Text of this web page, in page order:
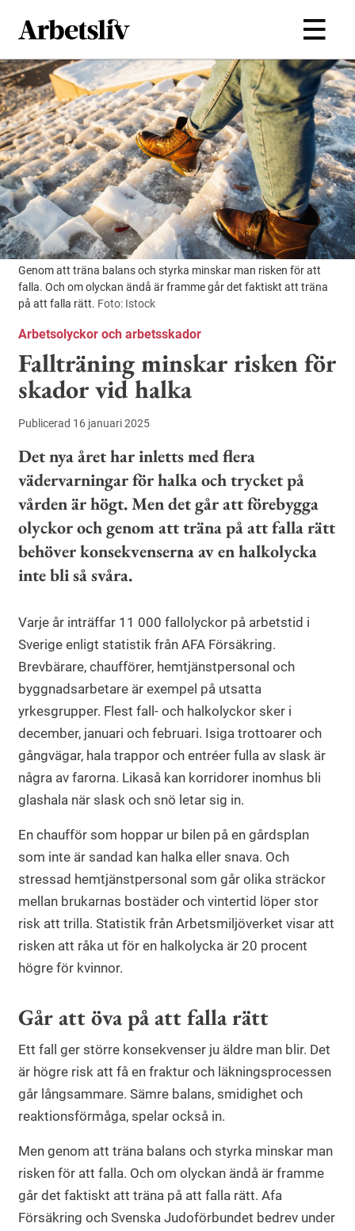
Hoppa till huvudinnehållet
Genom att träna balans och styrka minskar man risken för att
falla. Och om olyckan ändå är framme går det faktiskt att träna
på att falla rätt. Foto: Istock
Arbetsolyckor och arbetsskador
Fallträning minskar risken för
skador vid halka
Publicerad 16 januari 2025
Det nya året har inletts med flera
vädervarningar för halka och trycket på
vården är högt. Men det går att förebygga
olyckor och genom att träna på att falla rätt
behöver konsekvenserna av en halkolycka
inte bli så svåra.
Varje år inträffar 11 000 fallolyckor på arbetstid i
Sverige enligt statistik från AFA Försäkring.
Brevbärare, chaufförer, hemtjänstpersonal och
byggnadsarbetare är exempel på utsatta
yrkesgrupper. Flest fall- och halkolyckor sker i
december, januari och februari. Isiga trottoarer och
gångvägar, hala trappor och entréer fulla av slask är
några av farorna. Likaså kan korridorer inomhus bli
glashala när slask och snö letar sig in.
En chaufför som hoppar ur bilen på en gårdsplan
som inte är sandad kan halka eller snava. Och
stressad hemtjänstpersonal som går olika sträckor
mellan brukarnas bostäder och vintertid löper stor
risk att trilla. Statistik från Arbetsmiljöverket visar att
risken att råka ut för en halkolycka är 20 procent
högre för kvinnor.
Går att öva på att falla rätt
Ett fall ger större konsekvenser ju äldre man blir. Det
är högre risk att få en fraktur och läkningsprocessen
går långsammare. Sämre balans, smidighet och
reaktionsförmåga, spelar också in.
Men genom att träna balans och styrka minskar man
risken för att falla. Och om olyckan ändå är framme
går det faktiskt att träna på att falla rätt. Afa
Försäkring och Svenska Judoförbundet bedrev under